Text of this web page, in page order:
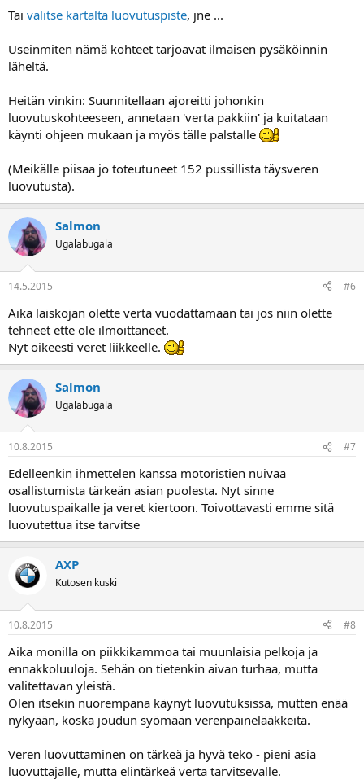
Tai valitse kartalta luovutuspiste, jne ...
Useinmiten nämä kohteet tarjoavat ilmaisen pysäköinnin
läheltä.
Heitän vinkin: Suunnitellaan ajoreitti johonkin
luovutuskohteeseen, annetaan 'verta pakkiin' ja kuitataan
käynti ohjeen mukaan ja myös tälle palstalle
(Meikälle piisaa jo toteutuneet 152 pussillista täysveren
luovutusta).
Salmon
Ugalabugala
14.5.2015 #6
Aika laiskojan olette verta vuodattamaan tai jos niin olette
tehneet ette ole ilmoittaneet.
Nyt oikeesti veret liikkeelle.
Salmon
Ugalabugala
10.8.2015 #7
Edelleenkin ihmettelen kanssa motoristien nuivaa
osallistumista tärkeän asian puolesta. Nyt sinne
luovutuspaikalle ja veret kiertoon. Toivottavasti emme sitä
luovutettua itse tarvitse
AXP
Kutosen kuski
10.8.2015 #8
Aika monilla on piikkikammoa tai muunlaisia pelkoja ja
ennakkoluuloja. Sehän on tietenkin aivan turhaa, mutta
valitettavan yleistä.
Olen itsekin nuorempana käynyt luovutuksissa, mutten enää
nykyään, koska joudun syömään verenpainelääkkeitä.
Veren luovuttaminen on tärkeä ja hyvä teko - pieni asia
luovuttajalle, mutta elintärkeä verta tarvitsevalle.